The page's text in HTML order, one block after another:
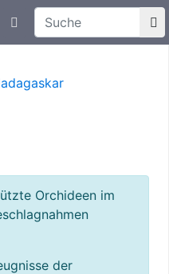
Aktuelle Meldungen
Suchtexteingabe
Orchideen im
der